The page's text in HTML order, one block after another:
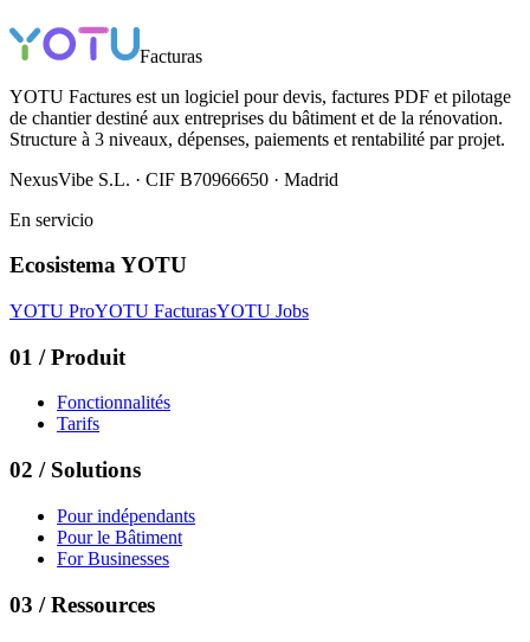
Facturas
YOTU Factures est un logiciel pour devis, factures PDF et pilotage
de chantier destiné aux entreprises du bâtiment et de la rénovation.
Structure à 3 niveaux, dépenses, paiements et rentabilité par projet.
NexusVibe S.L. · CIF B70966650 · Madrid
En servicio
Ecosistema YOTU
YOTU ProYOTU FacturasYOTU Jobs
01 / Produit
Fonctionnalités
Tarifs
02 / Solutions
Pour indépendants
Pour le Bâtiment
For Businesses
03 /Ressources